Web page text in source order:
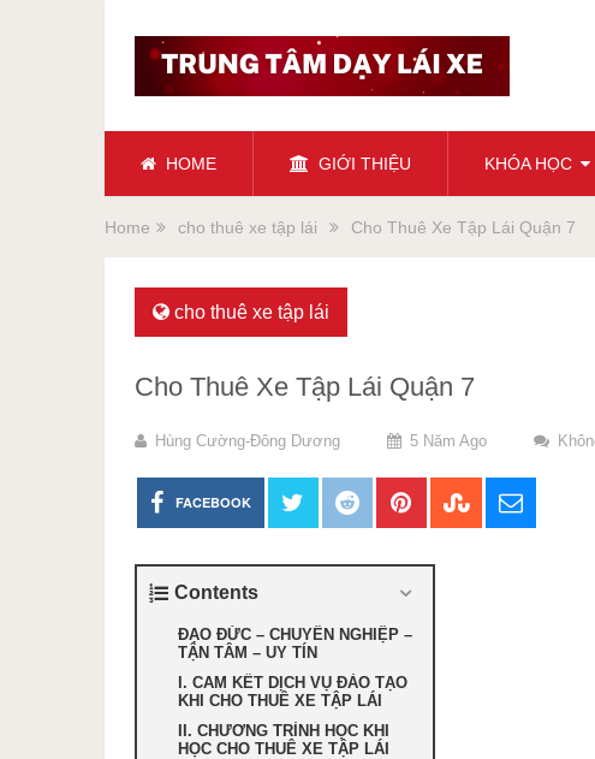
HOME GIỚI THIỆU KHÓA HỌC
Home cho thuê xe tập lái Cho Thuê Xe Tập Lái Quận 7
cho thuê xe tập lái
Cho Thuê Xe Tập Lái Quận 7
Hùng Cường-Đông Dương 5 Năm Ago
FACEBOOK
Contents
ĐẠO ĐỨC – CHUYÊN NGHIỆP –
TẬN TÂM – UY TÍN
I. CAM KẾT DỊCH VỤ ĐÀO TẠO
KHI CHO THUÊ XE TẬP LÁI
II. CHƯƠNG TRÌNH HỌC KHI
HỌC CHO THUÊ XE TẬP LÁI